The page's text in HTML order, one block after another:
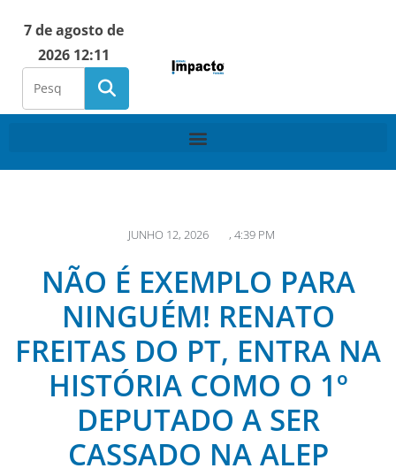
7 de agosto de
2026 12:11
JUNHO 12, 2026 , 4:39 PM
NÃO É EXEMPLO PARA
NINGUÉM! RENATO
FREITAS DO PT, ENTRA NA
HISTÓRIA COMO O 1º
DEPUTADO A SER
CASSADO NA ALEP